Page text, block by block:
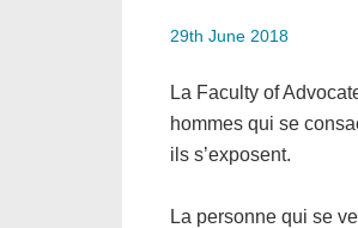
29th June 2018
La Faculty of
hommes qui se
ils s’exposent.
La personne qui se